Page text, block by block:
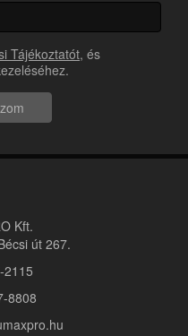
Tájékoztatót, és
Kft.
út 267.
2115
8808